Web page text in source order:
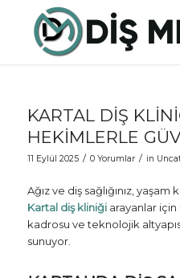
KARTAL DIŞ
HEKIMLERLE
11 Eylül 2025 / 0 Yorumlar / in
Ağız ve diş sağlığınız,
Kartal diş kliniğiarayanlar için
kadrosu ve teknolojik
sunuyor.